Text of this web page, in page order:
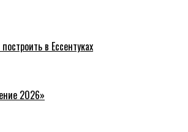
в Ессентуках
2026»